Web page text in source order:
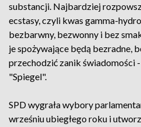
substancji. Najbardziej
ecstasy, czyli kwas gamma-
bezbarwny, bezwonny i bez
je spożywające będą bezradne,
przechodzić zanik świadomości
"Spiegel".
SPD wygrała wybory
wrześniu ubiegłego roku i